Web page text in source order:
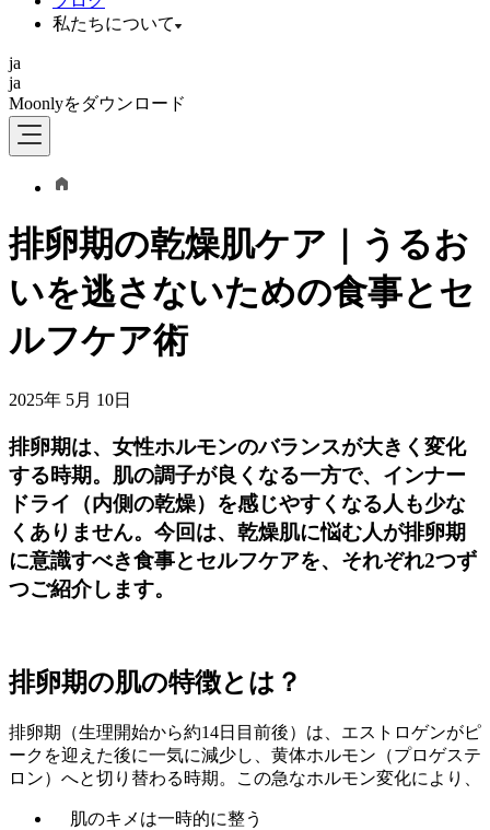
私たちについて
ja
ja
Moonlyをダウンロード
排卵期の乾燥肌ケア｜うるお
いを逃さないための食事とセ
ルフケア術
2025年 5月 10日
排卵期は、女性ホルモンのバランスが大きく変化
する時期。肌の調子が良くなる一方で、インナー
ドライ（内側の乾燥）を感じやすくなる人も少な
くありません。今回は、乾燥肌に悩む人が排卵期
に意識すべき食事とセルフケアを、それぞれ2つず
つご紹介します。
排卵期の肌の特徴とは？
排卵期（生理開始から約14日目前後）は、エストロゲンがピ
ークを迎えた後に一気に減少し、黄体ホルモン（プロゲステ
ロン）へと切り替わる時期。この急なホルモン変化により、
肌のキメは一時的に整う